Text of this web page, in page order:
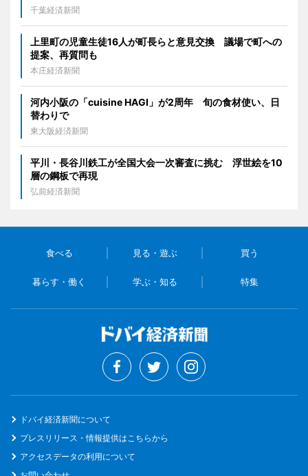
千葉経済新聞
上里町の児童生徒16人が町長らと意見交換 議場で町への
提案、再質問も
本庄経済新聞
河内小阪の「cuisine HAGI」が2周年 旬の食材使い、日
替わりで
東大阪経済新聞
平川・長谷川鉄工が全国大会一次審査に挑む 浮世絵を10
層の鋼板で再現
弘前経済新聞
食べる 見る・遊ぶ 買う
暮らす・働く 学ぶ・知る 特集
ドバイ経済新聞について
プレスリリース・情報提供はこちらから
アクセスデータの利用について